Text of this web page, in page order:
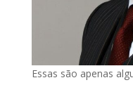
Essas são apenas